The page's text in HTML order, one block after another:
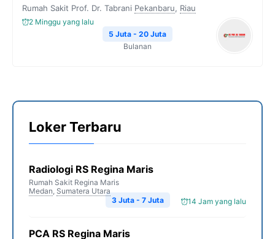
Rumah Sakit Prof. Dr. Tabrani Pekanbaru, Riau
2 Minggu yang lalu
5 Juta - 20 Juta
Bulanan
Loker Terbaru
Radiologi RS Regina Maris
Rumah Sakit Regina Maris
Medan, Sumatera Utara
14 Jam yang lalu
3 Juta - 7 Juta
PCA RS Regina Maris